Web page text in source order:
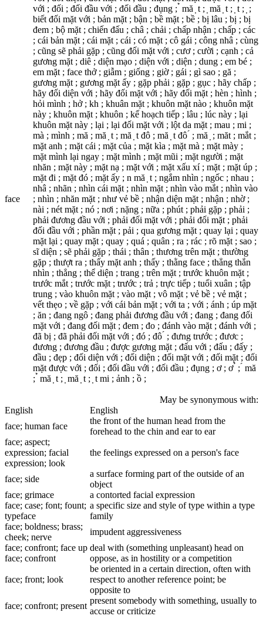
với ; đối ; đối đầu với ; đối đầu ; đụng ; ̉ mă ̣ t ; ̣ mă ̣ t ; ̣ t ; ̣ ;
face
biết đối mặt với ; bản mặt ; bận ; bề mặt ; bề ; bị lâu ; bị ; bị
đem ; bộ mặt ; chiến đấu ; châ ; chải ; chấp nhận ; chấp ; các
; cái bản mặt ; cái mặt ; cái ; có mặt ; cô gái ; công nhâ ; cùng
; cũng sẽ phải gặp ; cũng đối mặt với ; cươ ; cười ; cạnh ; cả
gương mặt ; diê ; diện mạo ; diện với ; diện ; dung ; em bé ;
em mặt ; face thở ; giẫm ; giống ; giờ ; gái ; gì sao ; gă ;
gương mặt ; gương mặt ấy ; gặp phải ; gặp ; gục ; hãy chấp ;
hãy đối diện với ; hãy đối mặt với ; hãy đối mặt ; hèn ; hình ;
hỏi mình ; hở ; kh ; khuân mặt ; khuôn mặt nào ; khuôn mặt
này ; khuôn mặt ; khuôn ; kế hoạch tiếp ; lâu ; lúc này ; lại
khuôn mặt này ; lại ; lại đối mặt với ; lột da mặt ; mau ; mi ;
mà ; mình ; mă ; mă ̣ t ; mă ̣ t đô ; mă ̣ t đô ́ ; mă ̣ ; măt ; mắt ;
mặt anh ; mặt cái ; mặt của ; mặt kìa ; mặt mà ; mặt mày ;
mặt mình lại ngay ; mặt mình ; mặt mũi ; mặt người ; mặt
nhăn ; mặt này ; mặt nạ ; mặt với ; mặt xấu xí ; mặt ; mặt úp ;
mặt đi ; mặt đó ; mặt ấy ; n mă ̣ t ; ngắm nhìn ; ngốc ; nhau ;
nhâ ; nhãn ; nhìn cái mặt ; nhìn mặt ; nhìn vào mắt ; nhìn vào
; nhìn ; nhăn mặt ; như vẻ bề ; nhận diện mặt ; nhận ; nhờ ;
nài ; nét mặt ; nó ; nơi ; nặng ; nữa ; phút ; phải gặp ; phải ;
phải đương đầu với ; phải đối mặt với ; phải đối mặt ; phải
đối đầu với ; phần mặt ; pải ; qua gương mặt ; quay lại ; quay
mặt lại ; quay mặt ; quay ; quá ; quân ; ra ; rác ; rõ mặt ; sao ;
sĩ diện ; sẽ phải gặp ; thái ; thân ; thương trên mặt ; thường
gặp ; thượt ra ; thấy mặt anh ; thấy ; thằng face ; thẳng thắn
nhìn ; thẳng ; thể diện ; trang ; trên mặt ; trước khuôn mặt ;
trước mắt ; trước mặt ; trước ; trả ; trực tiếp ; tuổi xuân ; tập
trung ; vào khuôn mặt ; vào mặt ; vô mặt ; vẻ bề ; vẻ mặt ;
vết thẹo ; về gặp ; với cái bản mặt ; với ta ; với ; ánh ; úp mặt
; ăn ; đang ngô ; đang phải đương đầu với ; đang ; đang đối
mặt với ; đang đối mặt ; đem ; đo ; đánh vào mặt ; đánh với ;
đã bị ; đã phải đối mặt với ; đó ; đô ́ ; đưng trước ; đươc ;
đương ; đương đầu ; được gương mặt ; đấu với ; đấu ; đấy ;
đầu ; đẹp ; đối diện với ; đối diện ; đối mặt với ; đối mặt ; đối
mặt được với ; đối ; đối đầu với ; đối đầu ; đụng ; ơ ; ơ ̉ ; ́ mă
; ̉ mă ̣ t ; ̣ mă ̣ t ; ̣ t mi ; ảnh ; ồ ;
May be synonymous with:
English
English
face; human face
the front of the human head from the
forehead to the chin and ear to ear
face; aspect;
expression; facial
expression; look
the feelings expressed on a person's face
face; side
a surface forming part of the outside of an
object
face; grimace
a contorted facial expression
face; case; font; fount;
typeface
a specific size and style of type within a type
family
face; boldness; brass;
cheek; nerve
impudent aggressiveness
face; confront; face up deal with (something unpleasant) head on
face; confront oppose, as in hostility or a competition
face; front; look
be oriented in a certain direction, often with
respect to another reference point; be
opposite to
face; confront; present
present somebody with something, usually to
accuse or criticize